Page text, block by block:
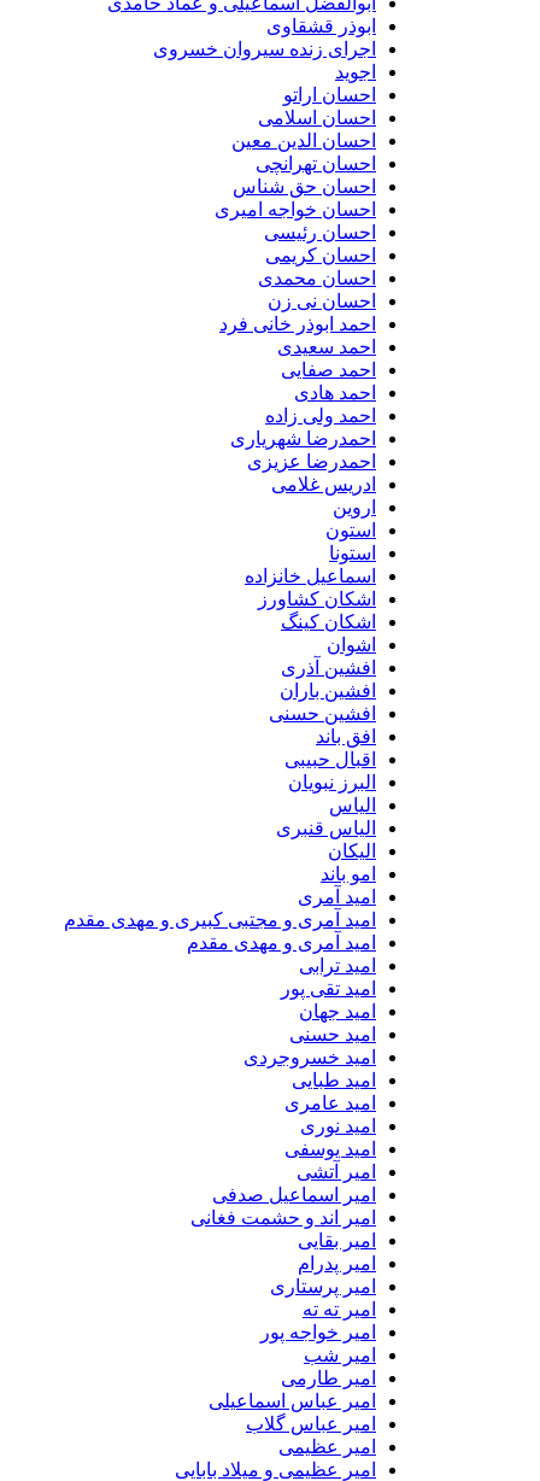
ابوذر قشقاوی
اجرای زنده سیروان خسروی
اجوید
احسان اراتو
احسان اسلامی
احسان الدین معین
احسان تهرانچی
احسان حق شناس
احسان خواجه امیری
احسان رئیسی
احسان کریمی
احسان محمدی
احسان نی زن
احمد ابوذر خانی فرد
احمد سعیدی
احمد صفایی
احمد هادی
احمد ولی زاده
احمدرضا شهریاری
احمدرضا عزیزی
ادریس غلامی
اروین
استون
استونا
اسماعیل خانزاده
اشکان کشاورز
اشکان کینگ
اشوان
افشین آذری
افشین باران
افشین حسنی
افق باند
اقبال حبیبی
البرز نبویان
الیاس
الیاس قنبرى
الیکان
امو باند
امید آمری
امید آمری و مجتبی کبیری و مهدى مقدم
امید آمری و مهدی مقدم
امید ترابی
امید تقی پور
امید جهان
امید حسنی
امید خسروجردی
امید طبایی
امید عامری
امید نوری
امید یوسفی
امیر آتشی
امیر اسماعیل صدفی
امیر اند و حشمت فغانی
امیر بقایی
امیر پدرام
امیر پرستاری
امیر ته ته
امیر خواجه پور
امیر شب
امیر طارمی
امیر عباس اسماعیلی
امیر عباس گلاب
امیر عظیمی
امیر عظیمی و میلاد بابایی